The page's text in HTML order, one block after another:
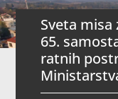
Sveta
65.
ratnih